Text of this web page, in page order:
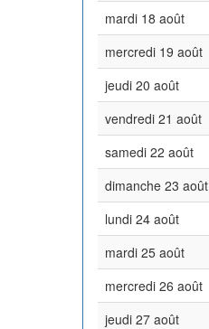
mardi 18 août
mercredi 19 août
jeudi 20 août
vendredi 21 août
samedi 22 août
dimanche 23 août
lundi 24 août
mardi 25 août
mercredi 26 août
jeudi 27 août